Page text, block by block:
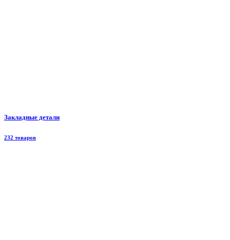
Закладные детали
232 товаров